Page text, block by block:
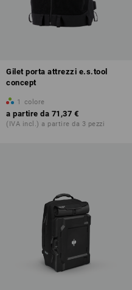
Gilet porta attrezzi e.s.tool
concept
1 colore
a partire da 71,37 €
(IVA incl.) a partire da 3 pezzi